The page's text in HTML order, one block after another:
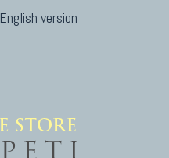
English version